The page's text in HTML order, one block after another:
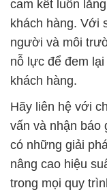
cam kết luôn
khách hàng. Với
người và môi
nỗ lực để đem
khách hàng.
Hãy liên hệ với
vấn và nhận báo
có những giải
nâng cao hiệu
trong mọi quy